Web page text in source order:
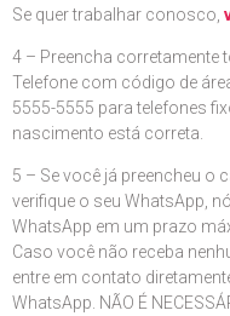
Se quer trabalhar conosco,
4 – Preencha corretamente
Telefone com código de
5555-5555 para telefones
nascimento está correta.
5 – Se você já preencheu o
verifique o seu WhatsApp,
WhatsApp em um prazo
Caso você não receba
entre em contato
WhatsApp. NÃO É